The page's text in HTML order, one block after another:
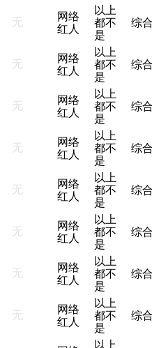
无
网络
红人
以上
都不
是
综
无
网络
红人
以上
都不
是
综
无
网络
红人
以上
都不
是
综
无
网络
红人
以上
都不
是
综
无
网络
红人
以上
都不
是
综
无
网络
红人
以上
都不
是
综
无
网络
红人
以上
都不
是
综
无
网络
红人
以上
都不
是
综
以上